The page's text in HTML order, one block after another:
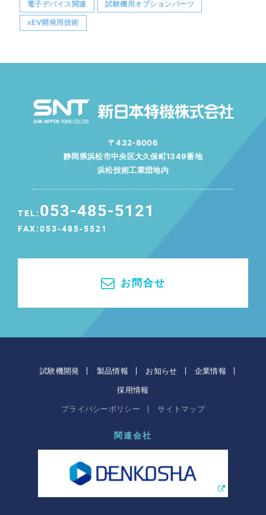
電子デバイス関連 試験機用オプションパーツ
xEV開発用技術
〒432-8006
静岡県浜松市中央区大久保町1349番地
浜松技術工業団地内
TEL: 053-485-5121
FAX:053-485-5521
お問合せ
試験機開発 製品情報 お知らせ
企業情報
採用情報
プライバシーポリシー
サイトマップ
関連会社